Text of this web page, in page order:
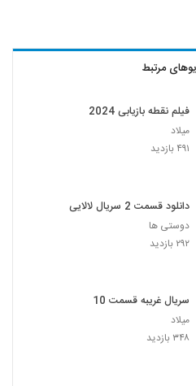
مرتبط
فیلم نقطه بازیابی 2024
میلاد
۴۹۱ بازدید
دانلود قسمت 2 سریال لالایی
دوستی ها
۲۹۲ بازدید
سریال غریبه قسمت 10
میلاد
۳۴۸ بازدید